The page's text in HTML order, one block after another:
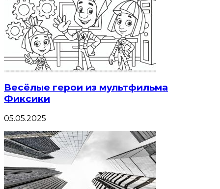
Весёлые герои из мультфильма
Фиксики
05.05.2025